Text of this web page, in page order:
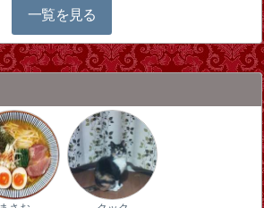
一覧を見る